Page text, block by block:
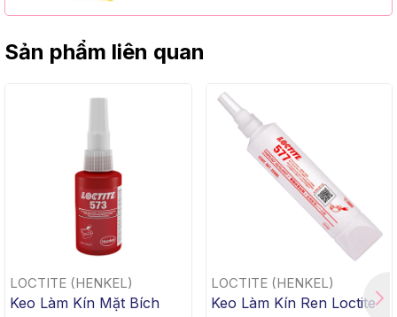
Sản phẩm liên quan
LOCTITE (HENKEL)
Keo Làm Kín Mặt Bích
LOCTITE (HENKEL)
Keo Làm Kín Ren Loctite